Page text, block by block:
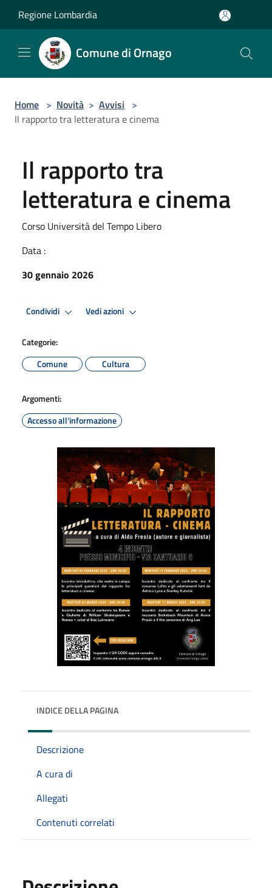
Regione Lombardia
Comune di Ornago
Home > Novità > Avvisi >
Il rapporto tra letteratura e cinema
Il rapporto tra
letteratura e cinema
Corso Università del Tempo Libero
Data :
30 gennaio 2026
Condividi Vedi azioni
Categorie:
Comune
Cultura
Argomenti:
Accesso all'informazione
INDICE DELLA PAGINA
Descrizione
A cura di
Allegati
Contenuti correlati